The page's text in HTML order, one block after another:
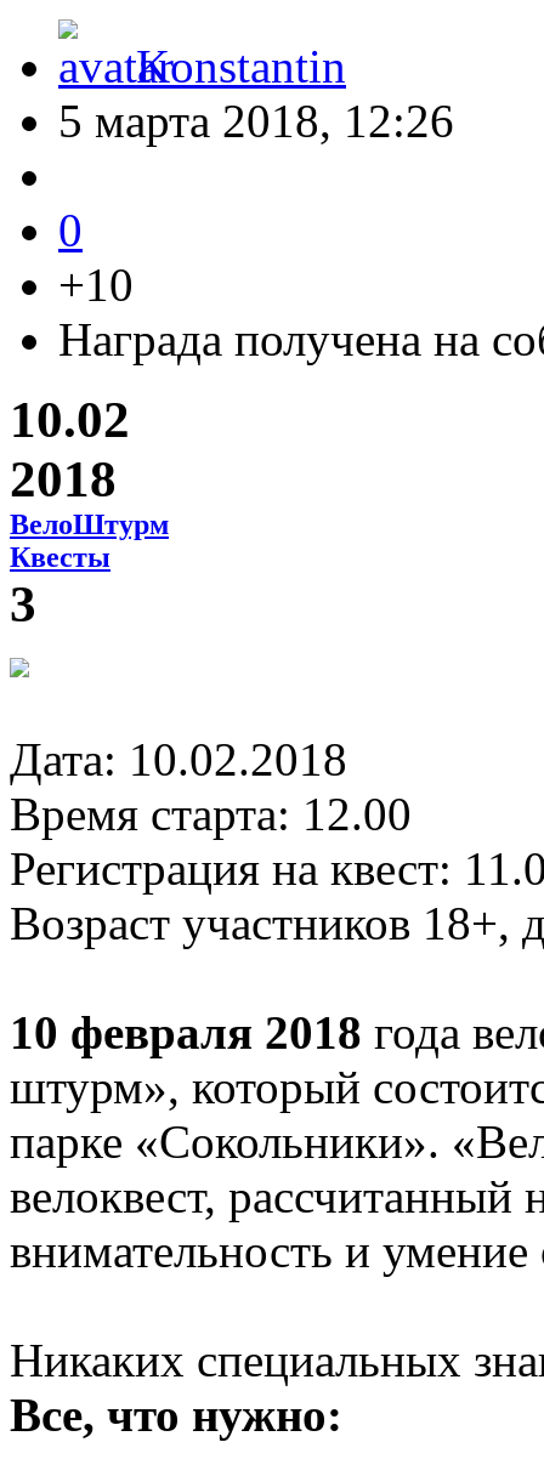
Konstantin
5 марта 2018, 12:26
0
+10
Награда получена на
10.02
2018
ВелоШтурм
Квесты
3
Дата: 10.02.2018
Время старта: 12.00
Регистрация на квест:
Возраст участников 18+,
10 февраля 2018 года
штурм», который
парке «Сокольники».
велоквест,
внимательность и умение
Никаких специальных
Все, что нужно: